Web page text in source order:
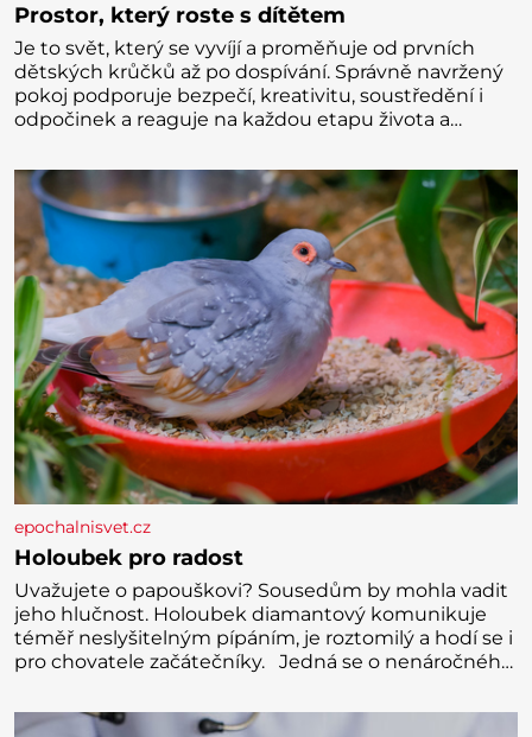
Prostor, který roste s dítětem
Je to svět, který se vyvíjí a proměňuje od prvních
dětských krůčků až po dospívání. Správně navržený
pokoj podporuje bezpečí, kreativitu, soustředění i
odpočinek a reaguje na každou etapu života a
jednoduchost, měkkost a bezpečí, proto by pokoj
miminka měl působit především klidně a útulně.
Předškolní věk je
epochalnisvet.cz
Holoubek pro radost
Uvažujete o papouškovi? Sousedům by mohla vadit
jeho hlučnost. Holoubek diamantový komunikuje
téměř neslyšitelným pípáním, je roztomilý a hodí se i
pro chovatele začátečníky. Jedná se o nenáročného
Hodně času tráví na zemi, kde sbírá zbytky semínek